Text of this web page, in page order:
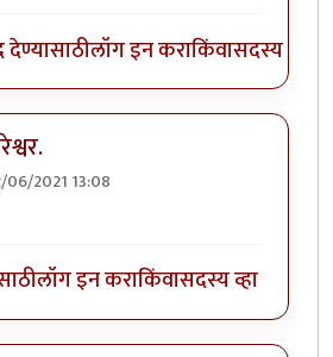
देण्यासाठीलॉग इन कराकिंवासदस्य व्हा
06/2021 13:08
स्टेशनजवळ सोमेश्वर अभयारण्य.
लॉग इन कराकिंवासदस्य व्हा